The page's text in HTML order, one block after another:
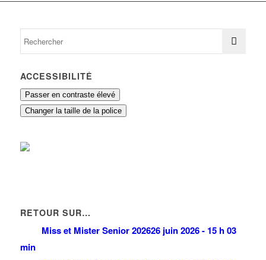
ACCESSIBILITÉ
Passer en contraste élevé
Changer la taille de la police
RETOUR SUR…
Miss et Mister Senior 202626 juin 2026 - 15 h 03
min